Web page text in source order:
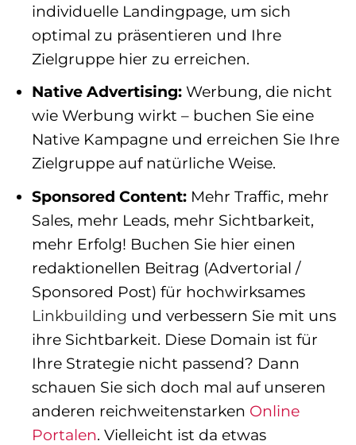
individuelle Landingpage, um sich
optimal zu präsentieren und Ihre
Zielgruppe hier zu erreichen.
Native Advertising:Werbung, die nicht
wie Werbung wirkt – buchen Sie eine
Native Kampagne und erreichen Sie Ihre
Zielgruppe auf natürliche Weise.
Sponsored Content: Mehr Traffic, mehr
Sales, mehr Leads, mehr Sichtbarkeit,
mehr Erfolg! Buchen Sie hier einen
redaktionellen Beitrag (Advertorial /
Sponsored Post) für hochwirksames
Linkbuilding und verbessern Sie mit uns
ihre Sichtbarkeit. Diese Domain ist für
Ihre Strategie nicht passend? Dann
schauen Sie sich doch mal auf unseren
anderen reichweitenstarken Online
Portalen. Vielleicht ist da etwas